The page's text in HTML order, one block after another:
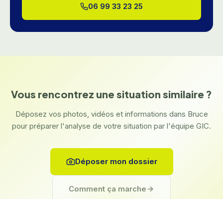
06 99 33 23 25
Vous rencontrez une situation similaire ?
Déposez vos photos, vidéos et informations dans Bruce
pour préparer l'analyse de votre situation par l'équipe GIC.
Déposer mon dossier
Comment ça marche